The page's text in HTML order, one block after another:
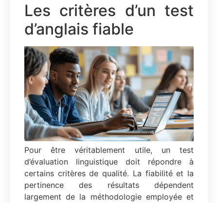
Les critères d’un test
d’anglais fiable
Pour être véritablement utile, un test
d’évaluation linguistique doit répondre à
certains critères de qualité. La fiabilité et la
pertinence des résultats dépendent
largement de la méthodologie employée et